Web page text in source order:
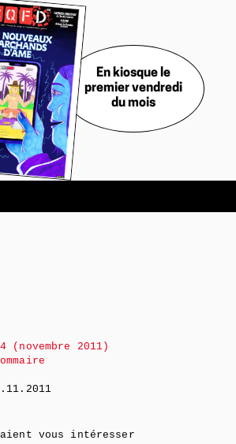
En kiosque le
premier vendredi
du mois
(novembre 2011)
vous intéresser